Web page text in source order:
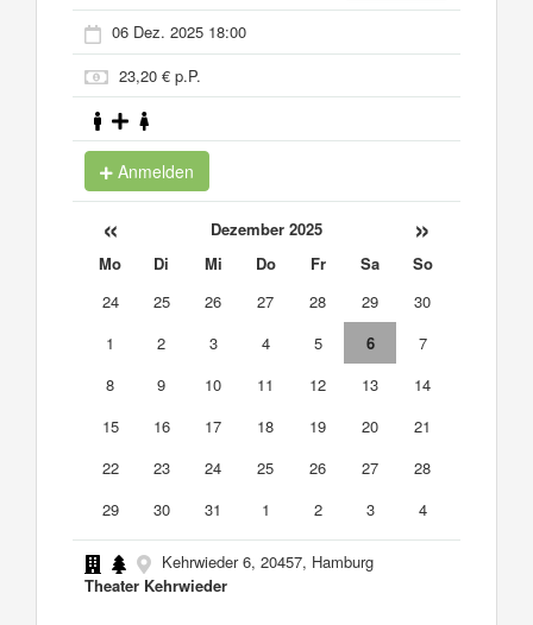
06 Dez. 2025 18:00
23,20 € p.P.
Anmelden
« Dezember 2025 »
Mo Di Mi Do Fr Sa
So
24
25 26 27 28 29
30
1
2 3 4 5 6
7
8
9 10 11 12 13
14
15
16 17 18 19 20
21
22
23 24 25 26 27
28
29
30 31 1 2 3 4
Kehrwieder 6, 20457, Hamburg
Theater Kehrwieder